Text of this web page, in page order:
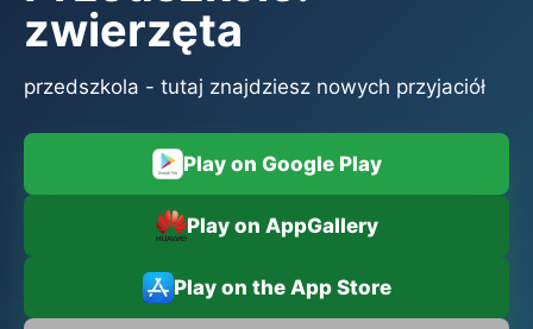
zwierzęta
przedszkola - tutaj znajdziesz nowych przyjaciół
Play on Google Play
Play on AppGallery
Play on the App Store